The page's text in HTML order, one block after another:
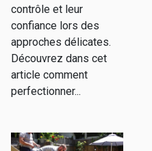
contrôle et leur
confiance lors des
approches délicates.
Découvrez dans cet
article comment
perfectionner...